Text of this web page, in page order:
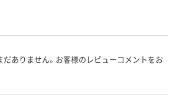
ありません。お客様のレビューコメントをお